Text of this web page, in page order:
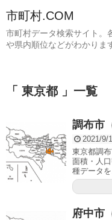
市町村.COM
市町村データ検索サイト。
や県内順位などがわかりま
「 東京都 」一覧
調布市
2021/9/
東京都調
面積・人
種データを
府中市